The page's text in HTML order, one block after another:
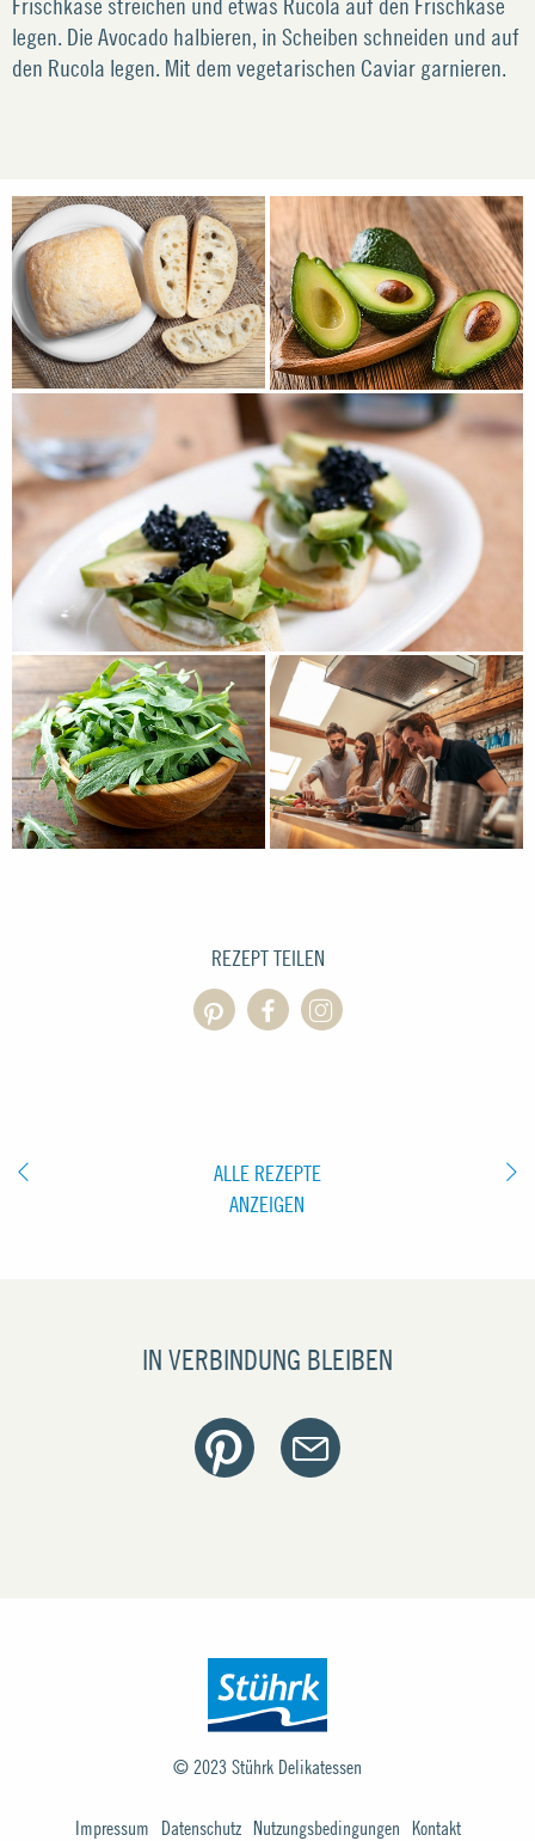
legen. Die Avocado halbieren, in Scheiben schneiden und auf
den Rucola legen. Mit dem vegetarischen Caviar garnieren.
REZEPT TEILEN
ALLE REZEPTE
ANZEIGEN
IN VERBINDUNG BLEIBEN
© 2023 Stührk Delikatessen
Impressum Datenschutz Nutzungsbedingungen Kontakt